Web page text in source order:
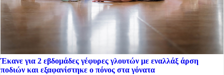
Έκανε για 2 εβδομάδες γέφυρες γλουτών με εναλλάξ άρση
ποδιών και εξαφανίστηκε ο πόνος στα γόνατα